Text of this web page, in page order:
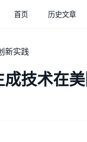
首页 历史文章
技术在